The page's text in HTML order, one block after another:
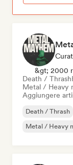
&gt; 2000
Death / Thrash
Metal / Heavy
Aggiungere
Death / Thrash
Metal / Heavy